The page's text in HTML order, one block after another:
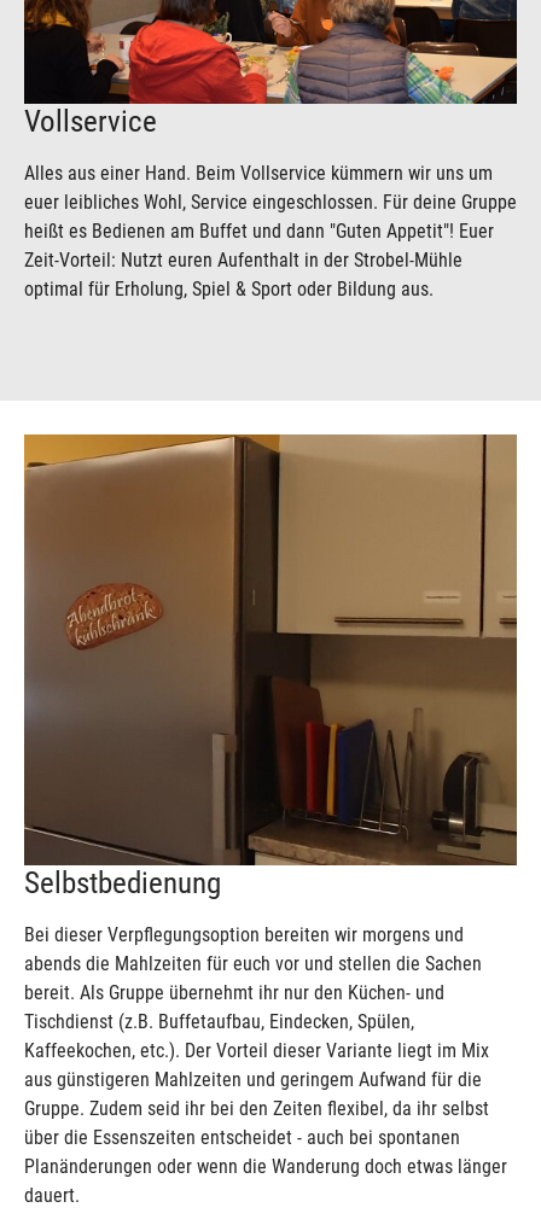
Vollservice
Alles aus einer Hand. Beim Vollservice kümmern wir uns um
euer leibliches Wohl, Service eingeschlossen. Für deine Gruppe
heißt es Bedienen am Buffet und dann "Guten Appetit"! Euer
Zeit-Vorteil: Nutzt euren Aufenthalt in der Strobel-Mühle
optimal für Erholung, Spiel & Sport oder Bildung aus.
Selbstbedienung
Bei dieser Verpflegungsoption bereiten wir morgens und
abends die Mahlzeiten für euch vor und stellen die Sachen
bereit. Als Gruppe übernehmt ihr nur den Küchen- und
Tischdienst (z.B. Buffetaufbau, Eindecken, Spülen,
Kaffeekochen, etc.). Der Vorteil dieser Variante liegt im Mix
aus günstigeren Mahlzeiten und geringem Aufwand für die
Gruppe. Zudem seid ihr bei den Zeiten flexibel, da ihr selbst
über die Essenszeiten entscheidet - auch bei spontanen
Planänderungen oder wenn die Wanderung doch etwas länger
dauert.